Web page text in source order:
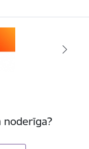
noderīga?